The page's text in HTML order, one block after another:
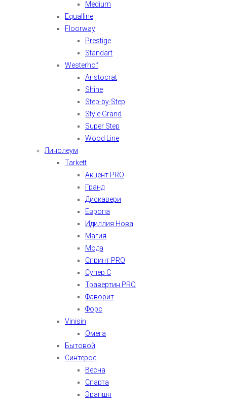
Medium
Equalline
Floorway
Prestige
Standart
Westerhof
Aristocrat
Shine
Step-by-Step
Style Grand
Super Step
Wood Line
Линолеум
Tarkett
Акцент PRO
Гранд
Дискавери
Европа
Идиллия Нова
Магия
Мода
Спринт PRO
Супер С
Травертин PRO
Фаворит
Форс
Vinisin
Омега
Бытовой
Синтерос
Весна
Спарта
Эрапшн